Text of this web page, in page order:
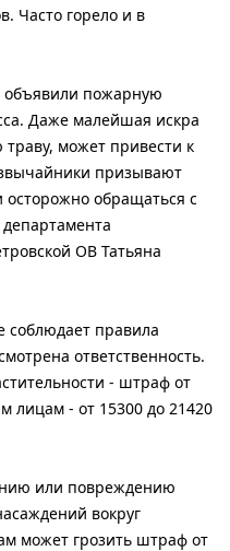
Часто горело и в
объявили пожарную
Даже малейшая искра
может привести к
призывают
обращаться с
ОВ Татьяна
соблюдает правила
ответственность.
- штраф от
лицам - от 15300 до 21420
или повреждению
вокруг
может грозить штраф от